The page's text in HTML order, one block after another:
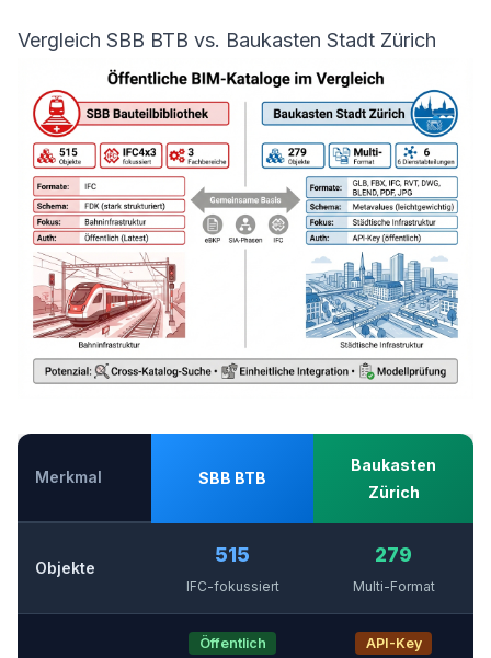
Vergleich SBB BTB vs. Baukasten Stadt Zürich
Merkmal SBB BTB
Baukasten
Zürich
Objekte
515
IFC-fokussiert
279
Multi-Format
Öffentlich API-Key